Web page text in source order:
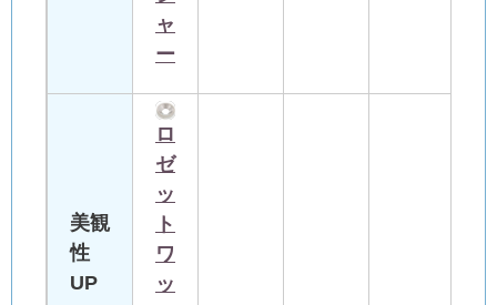
ャ
ー
美観
性
UP
ロ
ゼ
ッ
ト
ワ
ッ